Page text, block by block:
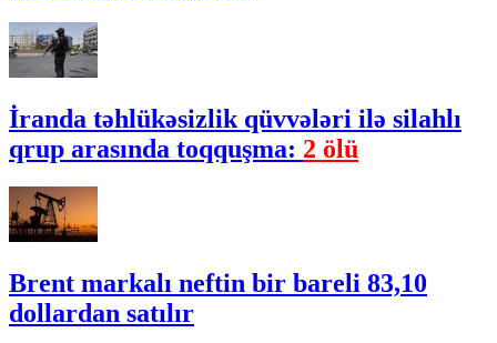
İranda təhlükəsizlik qüvvələri ilə silahlı
qrup arasında toqquşma: 2 ölü
Brent markalı neftin bir bareli 83,10
dollardan satılır